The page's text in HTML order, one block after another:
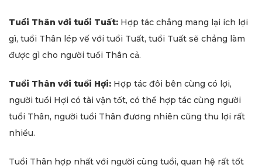
Tuổi Thân với tuổi Tuất: Hợp tác chẳng mang lại ích lợi
gì, tuổi Thân lép vế với tuổi Tuất, tuổi Tuất sẽ chẳng làm
được gì cho người tuổi Thân cả.
Tuổi Thân với tuổi Hợi: Hợp tác đôi bên cùng có lợi,
người tuổi Hợi có tài vận tốt, có thể hợp tác cùng người
tuổi Thân, người tuổi Thân đương nhiên cũng thu lợi rất
nhiều.
Tuổi Thân hợp nhất với người cùng tuổi, quan hệ rất tốt